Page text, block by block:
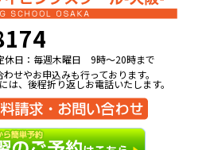
休日：毎週木曜日 9時〜20時まで
せやお申込みも行っております。
は、後程折り返しお電話いたします。